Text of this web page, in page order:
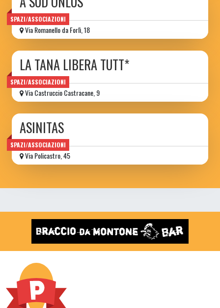
SPAZI/ASSOCIAZIONI
Via Romanello da Forlì, 18
SPAZI/ASSOCIAZIONI
LA TANA LIBERA TUTT*
Via Castruccio Castracane, 9
SPAZI/ASSOCIAZIONI
ASINITAS
Via Policastro, 45